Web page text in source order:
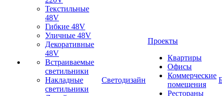
Текстильные
48V
Гибкие 48V
Уличные 48V
Декоративные
48V
Встраиваемые
светильники
Накладные
светильники
Светодизайн
Проекты
Квартиры
Офисы
Коммерческие
помещения
Рестораны